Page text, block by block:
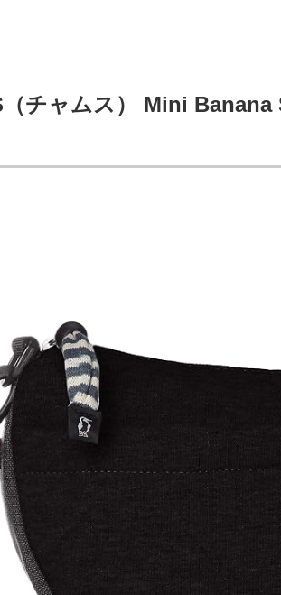
（チャムス） Mini